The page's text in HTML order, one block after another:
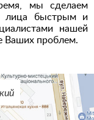
мы сделаем
лица быстрым и
нашей
Ваших проблем.